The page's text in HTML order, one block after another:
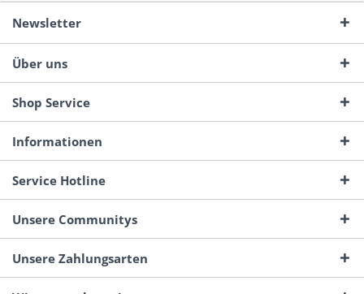
Newsletter
Über uns
Shop Service
Informationen
Service Hotline
Unsere Communitys
Unsere Zahlungsarten